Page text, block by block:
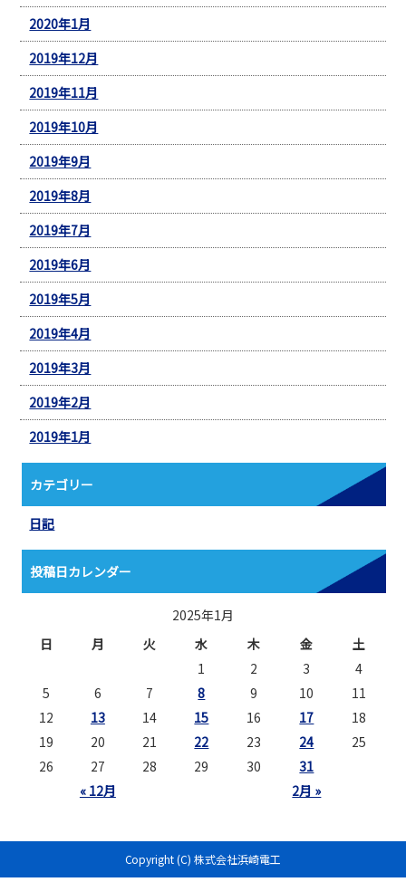
2020年1月
2019年12月
2019年11月
2019年10月
2019年9月
2019年8月
2019年7月
2019年6月
2019年5月
2019年4月
2019年3月
2019年2月
2019年1月
カテゴリー
日記
投稿日カレンダー
2025年1月
日
月 火 水 木 金 土
« 12月 2月 »
1 2 3
4
5
6 7 8 9 10
11
12
13 14 15 16 17
18
19
20 21 22 23 24
25
26
27 28 29 30 31
Copyright (C) 株式会社浜崎電工